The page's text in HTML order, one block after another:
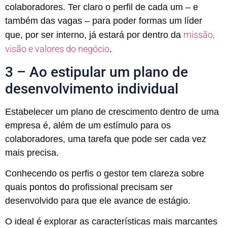
colaboradores. Ter claro o perfil de cada um – e
também das vagas – para poder formas um líder
que, por ser interno, já estará por dentro da missão,
visão e valores do negócio.
3 – Ao estipular um plano de
desenvolvimento individual
Estabelecer um plano de crescimento dentro de uma
empresa é, além de um estímulo para os
colaboradores, uma tarefa que pode ser cada vez
mais precisa.
Conhecendo os perfis o gestor tem clareza sobre
quais pontos do profissional precisam ser
desenvolvido para que ele avance de estágio.
O ideal é explorar as características mais marcantes